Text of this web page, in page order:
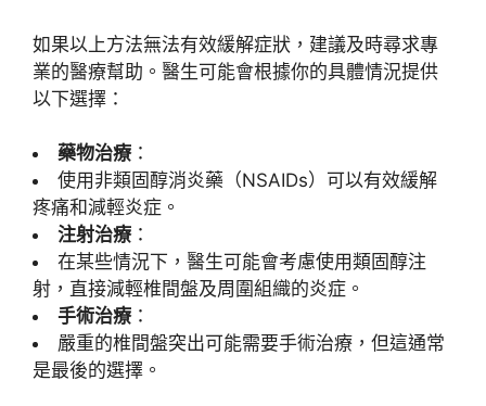
如果以上方法無法有效緩解症狀，建議及時尋求專
業的醫療幫助。醫生可能會根據你的具體情況提供
以下選擇：
藥物治療：
使用非類固醇消炎藥（NSAIDs）可以有效緩解
疼痛和減輕炎症。
注射治療：
在某些情況下，醫生可能會考慮使用類固醇注
射，直接減輕椎間盤及周圍組織的炎症。
手術治療：
嚴重的椎間盤突出可能需要手術治療，但這通常
是最後的選擇。